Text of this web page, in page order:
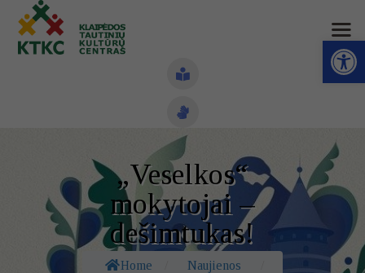
Open toolbar
„Veselkos“
mokytojai –
dešimtukas!
Home Naujienos
Struktūra ir kontaktai
Veiklos sritys
Administracinė informacija